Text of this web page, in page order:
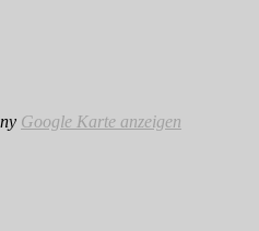
Google Karte anzeigen